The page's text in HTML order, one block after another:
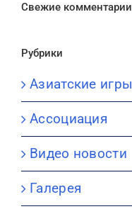
Свежие комментарии
Рубрики
Азиатские игры
Ассоциация
Видео новости
Галерея